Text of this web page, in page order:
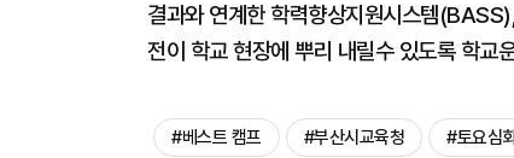
결과와 연계한 학력향상지원시스템
전이 학교 현장에 뿌리 내릴수 있도록 학교
#베스트 캠프 #부산시교육청 #토요심